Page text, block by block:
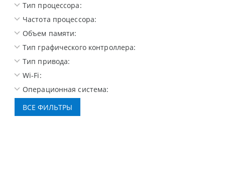
Тип процессора:
Частота процессора:
Объем памяти:
Тип графического контроллера:
Тип привода:
Wi-Fi:
Операционная система: